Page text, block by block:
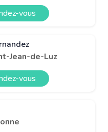
vous
Jean-de-Luz
vous